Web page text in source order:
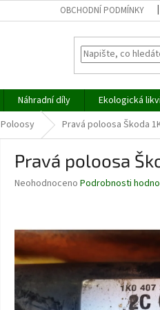
OBCHODNÍ PODMÍNKY
Náhradní díly Ekologická
Poloosy Pravá poloosa Škoda
Pravá poloosa
Průměrné
0,0
z
5
hvězdiček.
Neohodnoceno Podrobnosti